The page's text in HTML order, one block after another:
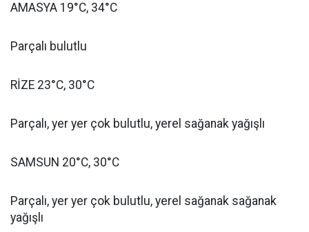
AMASYA 19°C, 34°C
Parçalı bulutlu
RİZE 23°C, 30°C
Parçalı, yer yer çok bulutlu, yerel sağanak yağışlı
SAMSUN 20°C, 30°C
Parçalı, yer yer çok bulutlu, yerel sağanak sağanak
yağışlı